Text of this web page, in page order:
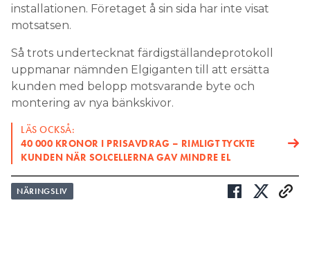
installationen. Företaget å sin sida har inte visat
motsatsen.
Så trots undertecknat färdigställandeprotokoll
uppmanar nämnden Elgiganten till att ersätta
kunden med belopp motsvarande byte och
montering av nya bänkskivor.
LÄS OCKSÅ:
40 000 KRONOR I PRISAVDRAG – RIMLIGT TYCKTE
KUNDEN NÄR SOLCELLERNA GAV MINDRE EL
NÄRINGSLIV